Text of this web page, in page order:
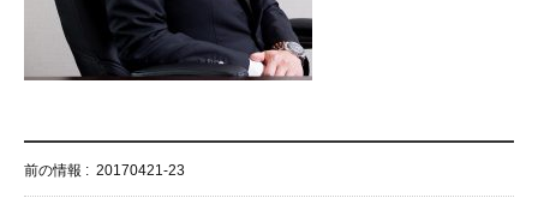
前の情報 : 20170421-23